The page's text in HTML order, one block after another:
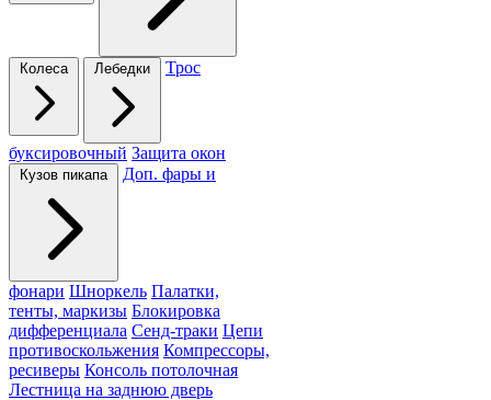
Колеса Лебедки Трос
буксировочный Защита окон
Кузов пикапа Доп. фары и
фонари Шноркель Палатки,
тенты, маркизы Блокировка
дифференциала Сенд-траки Цепи
противоскольжения Компрессоры,
ресиверы Консоль потолочная
Лестница на заднюю дверь